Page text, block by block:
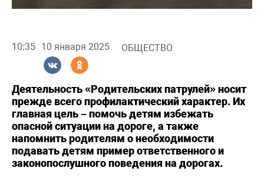
10:35 10 января 2025 ОБЩЕСТВО
Деятельность «Родительских патрулей» носит
прежде всего профилактический характер. Их
главная цель – помочь детям избежать
опасной ситуации на дороге, а также
напомнить родителям о необходимости
подавать детям пример ответственного и
законопослушного поведения на дорогах.